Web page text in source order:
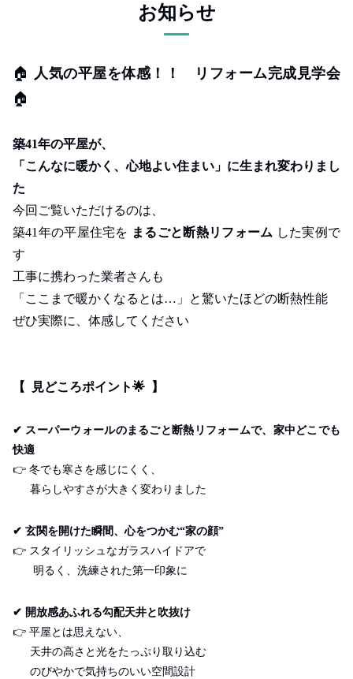
お知らせ
🏠 人気の平屋を体感！！ リフォーム完成見学会
🏠
築41年の平屋が、
「こんなに暖かく、心地よい住まい」に生まれ変わりまし
た
今回ご覧いただけるのは、
築41年の平屋住宅を まるごと断熱リフォーム した実例で
す
工事に携わった業者さんも
「ここまで暖かくなるとは…」と驚いたほどの断熱性能
ぜひ実際に、体感してください
【 見どころポイント🌟 】
✔ スーパーウォールのまるごと断熱リフォームで、家中どこでも
快適
👉 冬でも寒さを感じにくく、
暮らしやすさが大きく変わりました
✔ 玄関を開けた瞬間、心をつかむ“家の顔”
👉 スタイリッシュなガラスハイドアで
明るく、洗練された第一印象に
✔ 開放感あふれる勾配天井と吹抜け
👉 平屋とは思えない、
天井の高さと光をたっぷり取り込む
のびやかで気持ちのいい空間設計